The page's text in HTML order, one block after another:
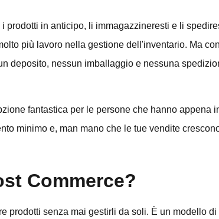
prodotti in anticipo, li immagazzineresti e li
più lavoro nella gestione dell'inventario. Ma
deposito, nessun imballaggio e nessuna
fantastica per le persone che hanno appena
minimo e, man mano che le tue vendite
Commerce?
prodotti senza mai gestirli da soli. È un modello